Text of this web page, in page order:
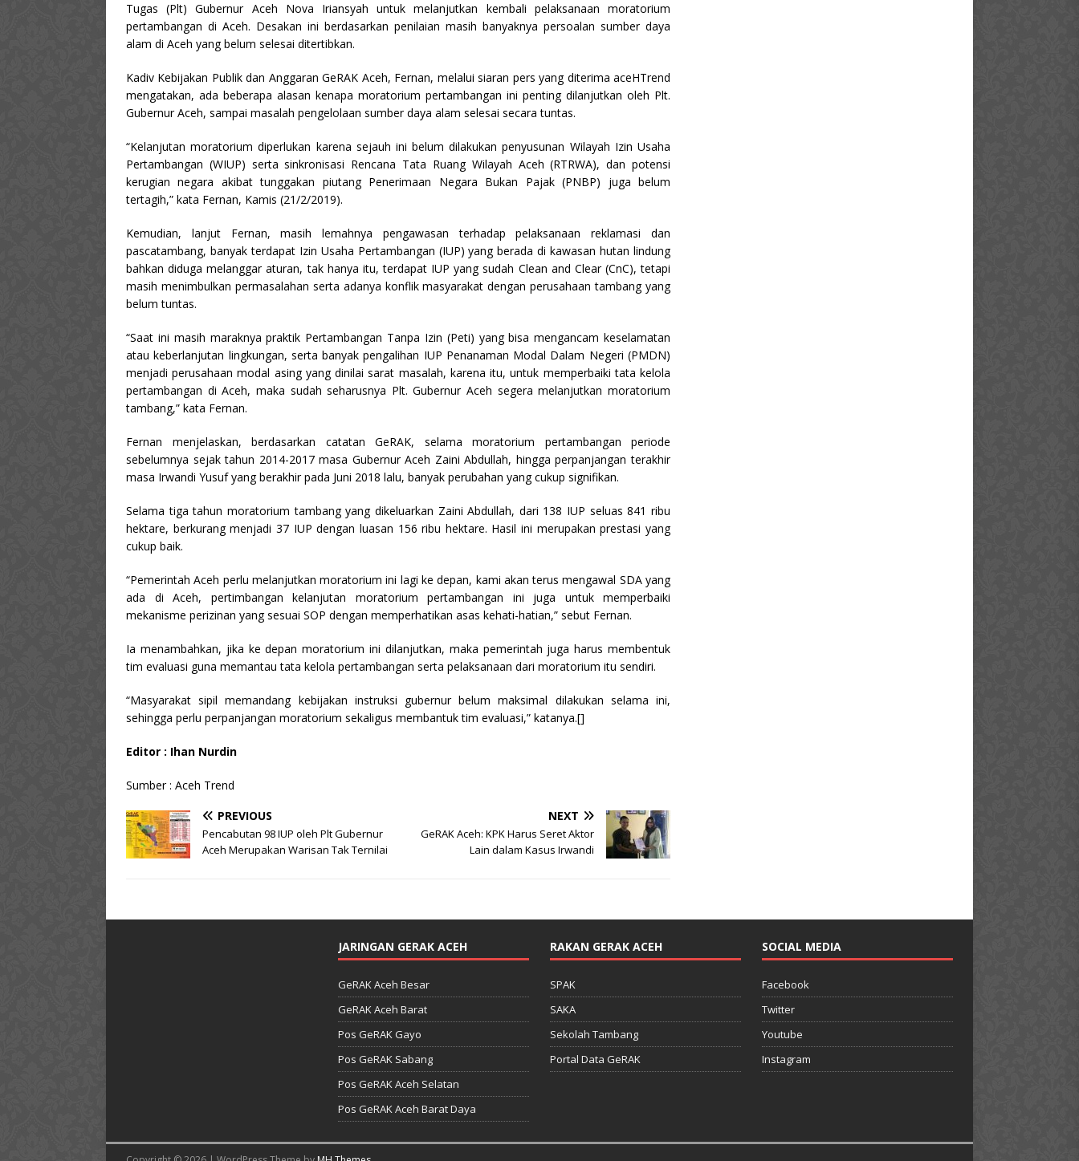
Tugas (Plt) Gubernur Aceh Nova Iriansyah untuk melanjutkan kembali pelaksanaan moratorium
pertambangan di Aceh. Desakan ini berdasarkan penilaian masih banyaknya persoalan sumber daya
alam di Aceh yang belum selesai ditertibkan.
Kadiv Kebijakan Publik dan Anggaran GeRAK Aceh, Fernan, melalui siaran pers yang diterima aceHTrend
mengatakan, ada beberapa alasan kenapa moratorium pertambangan ini penting dilanjutkan oleh Plt.
Gubernur Aceh, sampai masalah pengelolaan sumber daya alam selesai secara tuntas.
“Kelanjutan moratorium diperlukan karena sejauh ini belum dilakukan penyusunan Wilayah Izin Usaha
Pertambangan (WIUP) serta sinkronisasi Rencana Tata Ruang Wilayah Aceh (RTRWA), dan potensi
kerugian negara akibat tunggakan piutang Penerimaan Negara Bukan Pajak (PNBP) juga belum
tertagih,” kata Fernan, Kamis (21/2/2019).
Kemudian, lanjut Fernan, masih lemahnya pengawasan terhadap pelaksanaan reklamasi dan
pascatambang, banyak terdapat Izin Usaha Pertambangan (IUP) yang berada di kawasan hutan lindung
bahkan diduga melanggar aturan, tak hanya itu, terdapat IUP yang sudah Clean and Clear (CnC), tetapi
masih menimbulkan permasalahan serta adanya konflik masyarakat dengan perusahaan tambang yang
belum tuntas.
“Saat ini masih maraknya praktik Pertambangan Tanpa Izin (Peti) yang bisa mengancam keselamatan
atau keberlanjutan lingkungan, serta banyak pengalihan IUP Penanaman Modal Dalam Negeri (PMDN)
menjadi perusahaan modal asing yang dinilai sarat masalah, karena itu, untuk memperbaiki tata kelola
pertambangan di Aceh, maka sudah seharusnya Plt. Gubernur Aceh segera melanjutkan moratorium
tambang,” kata Fernan.
Fernan menjelaskan, berdasarkan catatan GeRAK, selama moratorium pertambangan periode
sebelumnya sejak tahun 2014-2017 masa Gubernur Aceh Zaini Abdullah, hingga perpanjangan terakhir
masa Irwandi Yusuf yang berakhir pada Juni 2018 lalu, banyak perubahan yang cukup signifikan.
Selama tiga tahun moratorium tambang yang dikeluarkan Zaini Abdullah, dari 138 IUP seluas 841 ribu
hektare, berkurang menjadi 37 IUP dengan luasan 156 ribu hektare. Hasil ini merupakan prestasi yang
cukup baik.
“Pemerintah Aceh perlu melanjutkan moratorium ini lagi ke depan, kami akan terus mengawal SDA yang
ada di Aceh, pertimbangan kelanjutan moratorium pertambangan ini juga untuk memperbaiki
mekanisme perizinan yang sesuai SOP dengan memperhatikan asas kehati-hatian,” sebut Fernan.
Ia menambahkan, jika ke depan moratorium ini dilanjutkan, maka pemerintah juga harus membentuk
tim evaluasi guna memantau tata kelola pertambangan serta pelaksanaan dari moratorium itu sendiri.
“Masyarakat sipil memandang kebijakan instruksi gubernur belum maksimal dilakukan selama ini,
sehingga perlu perpanjangan moratorium sekaligus membantuk tim evaluasi,” katanya.[]
Editor : Ihan Nurdin
Sumber : Aceh Trend
PREVIOUS
Pencabutan 98 IUP oleh Plt Gubernur
Aceh Merupakan Warisan Tak Ternilai
NEXT
GeRAK Aceh: KPK Harus Seret Aktor
Lain dalam Kasus Irwandi
JARINGAN GERAK ACEH
GeRAK Aceh Besar
GeRAK Aceh Barat
Pos GeRAK Gayo
Pos GeRAK Sabang
Pos GeRAK Aceh Selatan
Pos GeRAK Aceh Barat Daya
RAKAN GERAK ACEH
SPAK
SAKA
Sekolah Tambang
Portal Data GeRAK
SOCIAL MEDIA
Facebook
Twitter
Youtube
Instagram